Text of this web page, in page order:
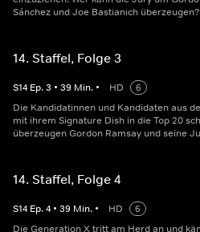
Sánchez und Joe Bastianich überzeugen?
14. Staffel, Folge 3
S14 Ep.3 • 39 Min. • HD
6
Die Kandidatinnen und Kandidaten aus
mit ihrem Signature Dish in die Top 20
überzeugen Gordon Ramsay und seine
14. Staffel, Folge 4
S14 Ep.4 • 39 Min. • HD
6
Die Generation X tritt am Herd an und